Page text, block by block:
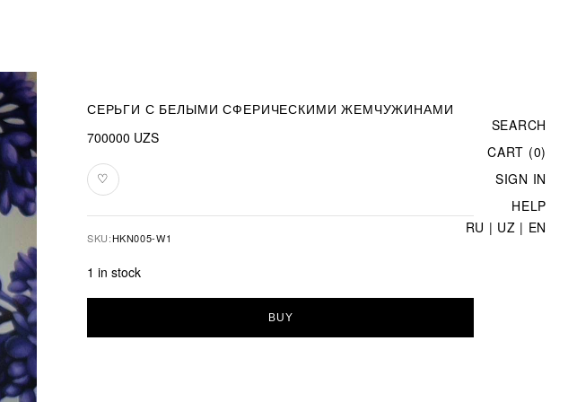
SEARCH
CART (0)
SIGN IN
HELP
RU | UZ | EN
СЕРЬГИ С БЕЛЫМИ СФЕРИЧЕСКИМИ ЖЕМЧУЖИНАМИ
700000 UZS
♡Add
to
SKU:HKN005-W1
1 in stock
BUY